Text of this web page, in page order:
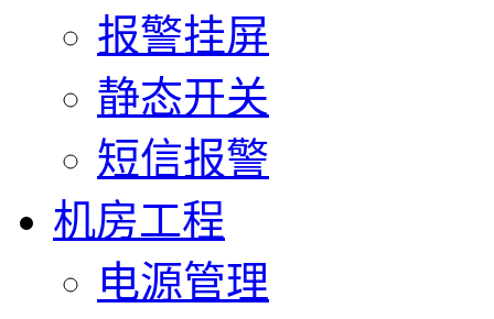
报警挂屏
静态开关
短信报警
机房工程
电源管理